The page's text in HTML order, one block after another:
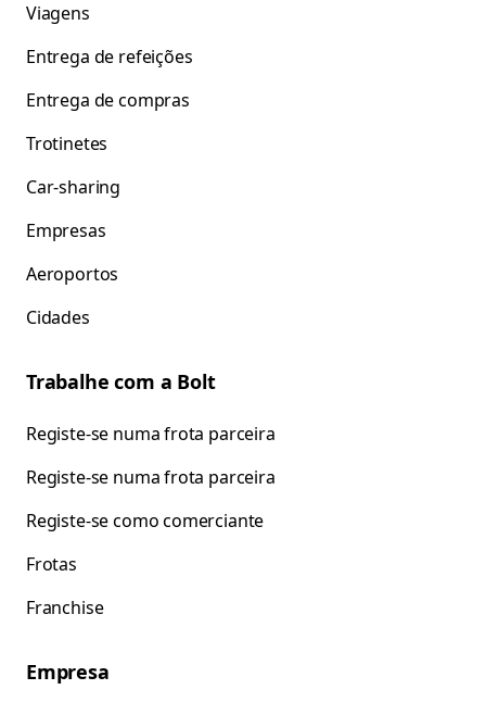
Viagens
Entrega de refeições
Entrega de compras
Trotinetes
Car-sharing
Empresas
Aeroportos
Cidades
Trabalhe com a Bolt
Registe-se numa frota parceira
Registe-se numa frota parceira
Registe-se como comerciante
Frotas
Franchise
Empresa